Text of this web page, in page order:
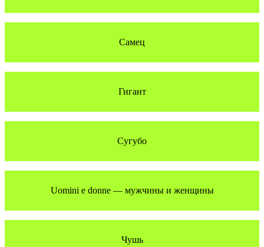
Самец
Гигант
Сугубо
Uomini e donne — мужчины и женщины
Чушь